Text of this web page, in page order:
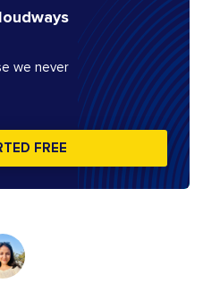
we never
FREE